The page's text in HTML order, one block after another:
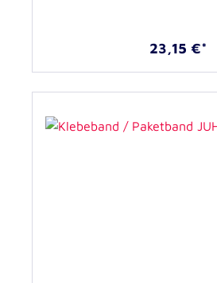
23,15 €*